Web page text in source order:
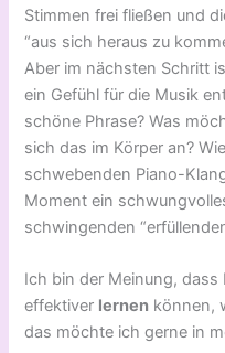
Stimmen frei fließen und
“aus sich heraus zu
Aber im nächsten Schritt
ein Gefühl für die Musik
schöne Phrase? Was
sich das im Körper an?
schwebenden Piano-
Moment ein
schwingenden
Ich bin der Meinung,
effektiver lernen können,
das möchte ich gerne in